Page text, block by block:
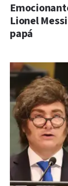
Lionel
papá